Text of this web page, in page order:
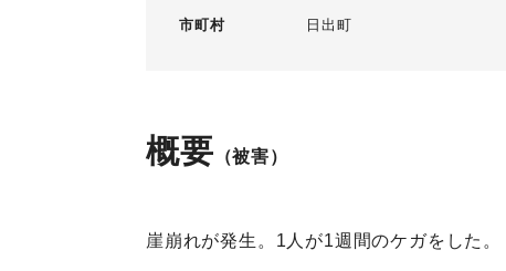
市町村 日出町
概要 （被害）
崖崩れが発生。1人が1週間のケガをした。